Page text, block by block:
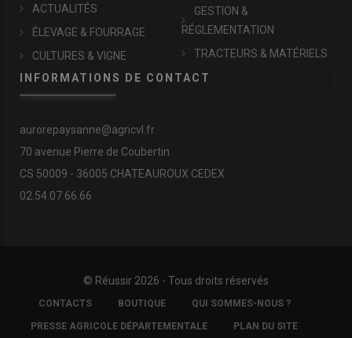
ACTUALITÉS
ÉLEVAGE & FOURRAGE
CULTURES & VIGNE
GESTION &
RÉGLEMENTATION
TRACTEURS & MATÉRIELS
INFORMATIONS DE CONTACT
aurorepaysanne@agricvl.fr
70 avenue Pierre de Coubertin
CS 50009 - 36005 CHATEAUROUX CEDEX
02.54.07.66.66
© Réussir 2026 - Tous droits réservés
FOOTER
COPYRIGHT
CONTACTS BOUTIQUE QUI SOMMES-NOUS ?
PRESSE AGRICOLE DÉPARTEMENTALE PLAN DU SITE